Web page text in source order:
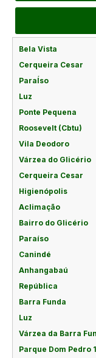
Bela Vista
Cerqueira Cesar
ParaÍso
Luz
Ponte Pequena
Roosevelt (Cbtu)
Vila Deodoro
Várzea do Glicério
Cerqueira Cesar
Higienópolis
Aclimação
Bairro do Glicério
Paraíso
Canindé
Anhangabaú
República
Barra Funda
Luz
Várzea da Barra
Parque Dom Pedro